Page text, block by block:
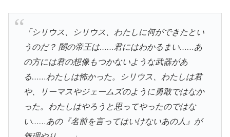
「シリウス、シリウス、わたしに何ができたとい
うのだ？ 闇の帝王は……君にはわかるまい……あ
の方には君の想像もつかないような武器があ
る……わたしは怖かった。シリウス、わたしは君
や、リーマスやジェームズのように勇敢ではなか
った。わたしはやろうと思ってやったのではな
い……あの『名前を言ってはいけないあの人』が